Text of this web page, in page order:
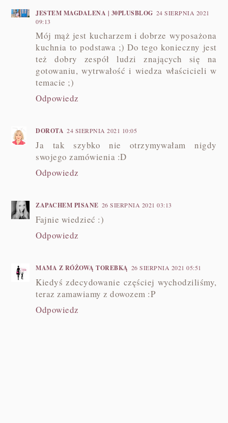
JESTEM MAGDALENA | 30PLUSBLOG 24 SIERPNIA 2021
09:13
Mój mąż jest kucharzem i dobrze wyposażona
kuchnia to podstawa ;) Do tego konieczny jest
też dobry zespół ludzi znających się na
gotowaniu, wytrwałość i wiedza właścicieli w
temacie ;)
Odpowiedz
DOROTA 24 SIERPNIA 2021 10:05
Ja tak szybko nie otrzymywałam nigdy
swojego zamówienia :D
Odpowiedz
ZAPACHEM PISANE 26 SIERPNIA 2021 03:13
Fajnie wiedzieć :)
Odpowiedz
MAMA Z RÓŻOWĄ TOREBKĄ 26 SIERPNIA 2021 05:51
Kiedyś zdecydowanie częściej wychodziliśmy,
teraz zamawiamy z dowozem :P
Odpowiedz